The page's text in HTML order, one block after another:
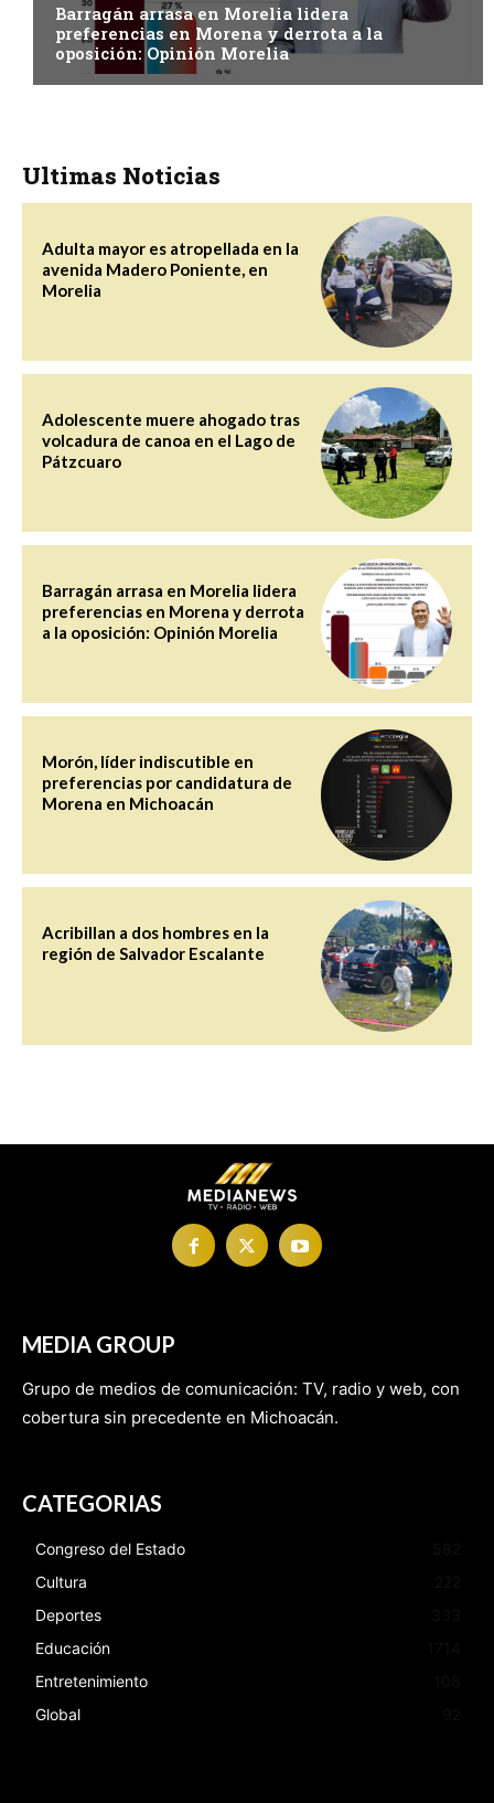
Barragán arrasa en Morelia lidera
preferencias en Morena y derrota a la
oposición: Opinión Morelia
Ultimas Noticias
Adulta mayor es atropellada en la
avenida Madero Poniente, en
Morelia
Adolescente muere ahogado tras
volcadura de canoa en el Lago de
Pátzcuaro
Barragán arrasa en Morelia lidera
preferencias en Morena y derrota
a la oposición: Opinión Morelia
Morón, líder indiscutible en
preferencias por candidatura de
Morena en Michoacán
Acribillan a dos hombres en la
región de Salvador Escalante
MEDIA GROUP
Grupo de medios de comunicación: TV, radio y web, con
cobertura sin precedente en Michoacán.
CATEGORIAS
Congreso del Estado
Cultura
Deportes
Educación
Entretenimiento
Global